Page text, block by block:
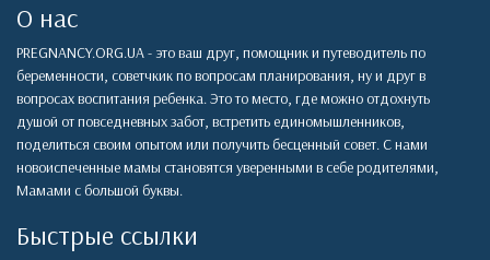
О нас
PREGNANCY.ORG.UA - это ваш друг, помощник и путеводитель по
беременности, советчкик по вопросам планирования, ну и друг в
вопросах воспитания ребенка. Это то место, где можно отдохнуть
душой от повседневных забот, встретить единомышленников,
поделиться своим опытом или получить бесценный совет. С нами
новоиспеченные мамы становятся уверенными в себе родителями,
Мамами с большой буквы.
Быстрые ссылки